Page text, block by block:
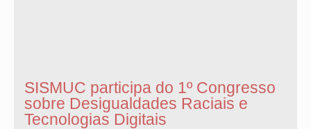
SISMUC participa do 1º Congresso
sobre Desigualdades Raciais e
Tecnologias Digitais